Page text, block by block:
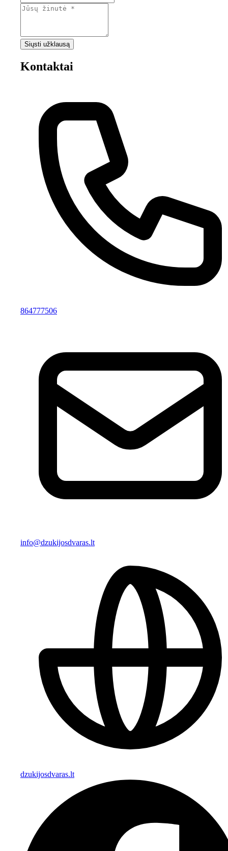
Siųsti užklausą
Kontaktai
864777506
info@dzukijosdvaras.lt
dzukijosdvaras.lt